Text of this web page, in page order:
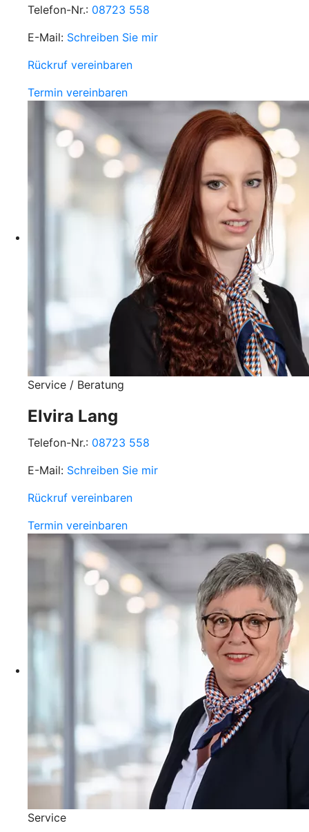
Telefon-Nr.: 08723 558
E-Mail: Schreiben Sie mir
Rückruf vereinbaren
Termin vereinbaren
Service / Beratung
Elvira Lang
Telefon-Nr.: 08723 558
E-Mail: Schreiben Sie mir
Rückruf vereinbaren
Termin vereinbaren
Service